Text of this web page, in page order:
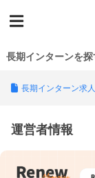
長期インターンを探
長期インターン求
運営者情報